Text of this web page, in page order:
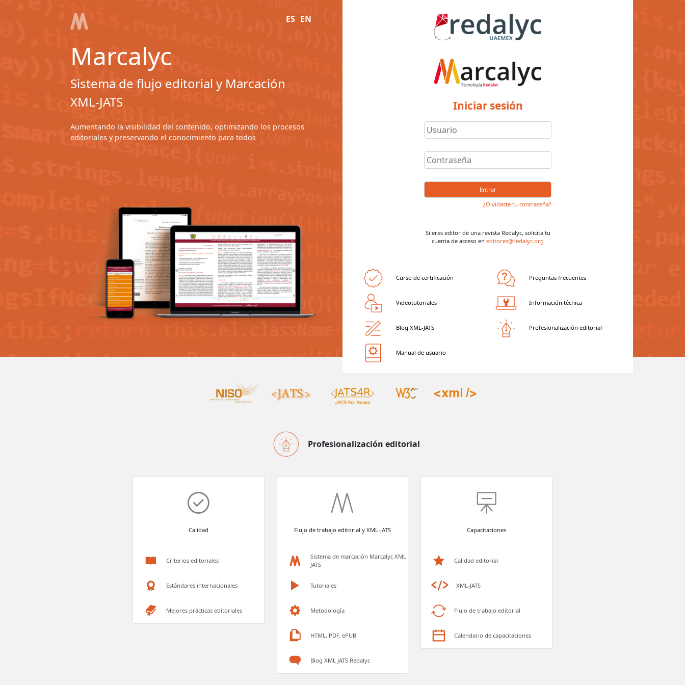
ES EN
Marcalyc
Sistema de flujo editorial y Marcación
XML-JATS
Aumentando la visibilidad del contenido, optimizando los procesos
editoriales y preservando el conocimiento para todos
Iniciar sesión
Entrar
¿Olvidaste tu contraseña?
Si eres editor de una revista Redalyc, solicita tu
cuenta de acceso en editores@redalyc.org
Curso de certificación
Videotutoriales
Blog XML-JATS
Manual de usuario
Preguntas frecuentes
Información técnica
Profesionalización editorial
Profesionalización editorial
Calidad
Criterios editoriales
Estándares internacionales
Mejores prácticas editoriales
Flujo de trabajo editorial y XML-JATS
Sistema de marcación Marcalyc XML
JATS
Tutoriales
Metodología
HTML, PDF, ePUB
Blog XML JATS Redalyc
Capacitaciones
Calidad editorial
XML-JATS
Flujo de trabajo editorial
Calendario de capacitaciones